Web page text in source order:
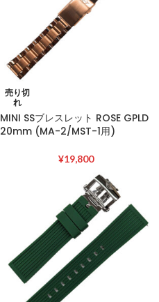
売り切
れ
MINI SSブレスレット ROSE GPLD
20mm (MA-2/MST-1用)
¥19,800